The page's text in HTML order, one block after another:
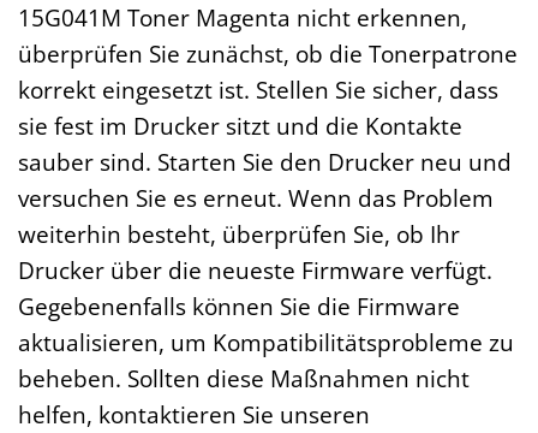
15G041M Toner Magenta nicht erkennen,
überprüfen Sie zunächst, ob die Tonerpatrone
korrekt eingesetzt ist. Stellen Sie sicher, dass
sie fest im Drucker sitzt und die Kontakte
sauber sind. Starten Sie den Drucker neu und
versuchen Sie es erneut. Wenn das Problem
weiterhin besteht, überprüfen Sie, ob Ihr
Drucker über die neueste Firmware verfügt.
Gegebenenfalls können Sie die Firmware
aktualisieren, um Kompatibilitätsprobleme zu
beheben. Sollten diese Maßnahmen nicht
helfen, kontaktieren Sie unseren